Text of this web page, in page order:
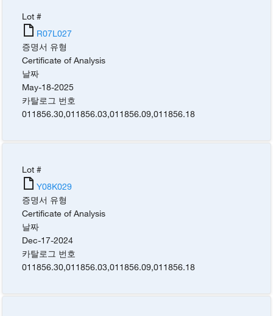
Lot #
R07L027
증명서 유형
Certificate of Analysis
날짜
May-18-2025
카탈로그 번호
011856.30,011856.03,011856.09,011856.18
Lot #
Y08K029
증명서 유형
Certificate of Analysis
날짜
Dec-17-2024
카탈로그 번호
011856.30,011856.03,011856.09,011856.18